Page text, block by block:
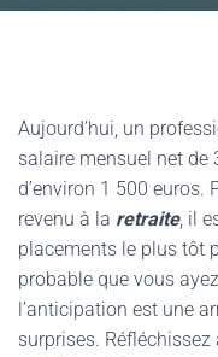
Aujourd’hui, un
salaire mensuel net de
d’environ 1 500 euros.
revenu à la retraite, il
placements le plus tôt
probable que vous
l’anticipation est une
surprises.